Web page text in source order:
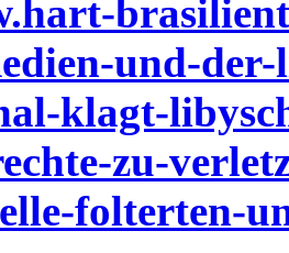
und-
klagt-
zu-
folterten-